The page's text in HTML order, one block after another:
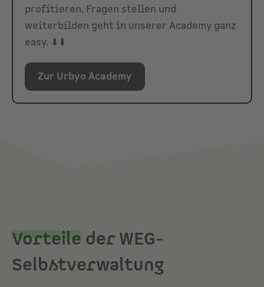
profitieren, Fragen stellen und
weiterbilden geht in unserer Academy ganz
easy. ⬇⬇
Zur Urbyo Academy
Vorteile der WEG-
Selbstverwaltung